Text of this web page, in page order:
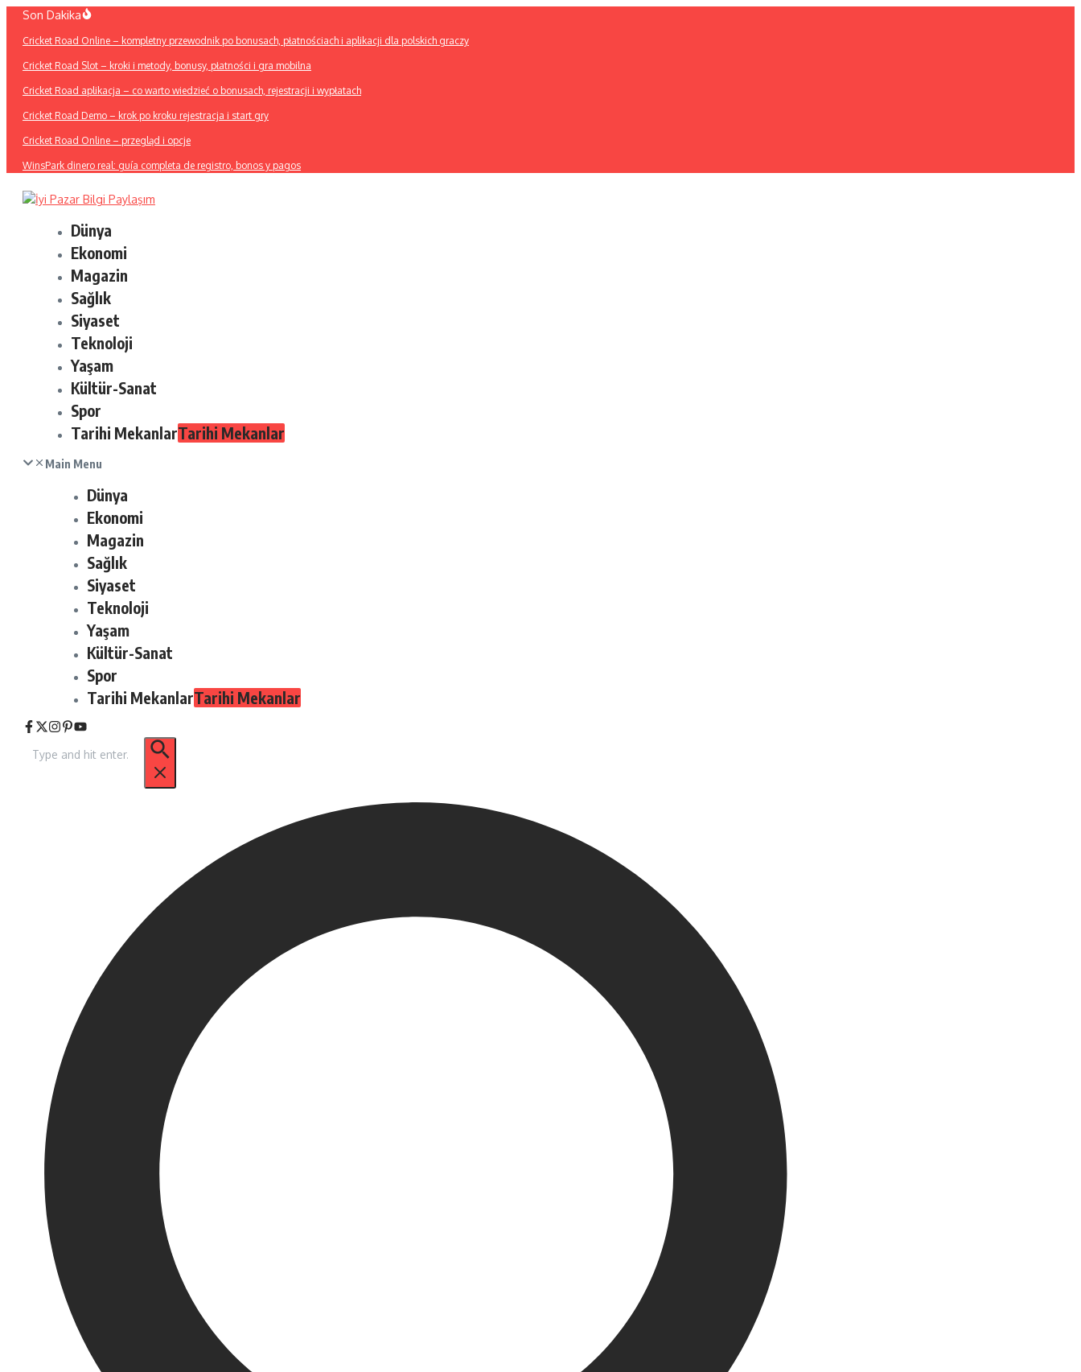
İçeriğe
Son Dakika
Cricket Road Online – kompletny przewodnik po bonusach, płatnościach i aplikacji dla polskich graczy
Cricket Road Slot – kroki i metody, bonusy, płatności i gra mobilna
Cricket Road aplikacja – co warto wiedzieć o bonusach, rejestracji i wypłatach
Cricket Road Demo – krok po kroku rejestracja i start gry
Cricket Road Online – przegląd i opcje
WinsPark dinero real: guía completa de registro, bonos y pagos
Dünya
Ekonomi
Magazin
Sağlık
Siyaset
Teknoloji
Yaşam
Kültür-Sanat
Spor
Tarihi MekanlarTarihi Mekanlar
Main Menu
Dünya
Ekonomi
Magazin
Sağlık
Siyaset
Teknoloji
Yaşam
Kültür-Sanat
Spor
Tarihi MekanlarTarihi Mekanlar